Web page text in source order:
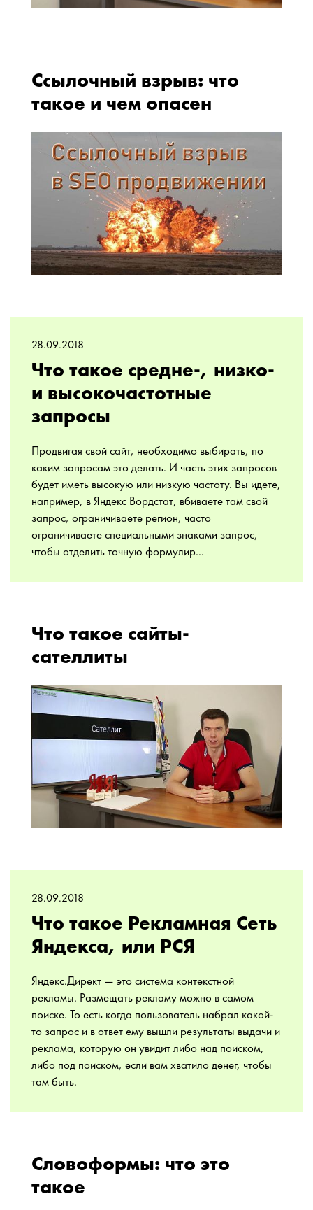
Ссылочный взрыв: что
такое и чем опасен
28.09.2018
Что такое средне-, низко-
и высокочастотные
запросы
Продвигая свой сайт, необходимо выбирать, по
каким запросам это делать. И часть этих запросов
будет иметь высокую или низкую частоту. Вы идете,
например, в Яндекс Вордстат, вбиваете там свой
запрос, ограничиваете регион, часто
ограничиваете специальными знаками запрос,
чтобы отделить точную формулир...
Что такое сайты-
сателлиты
28.09.2018
Что такое Рекламная Сеть
Яндекса, или РСЯ
Яндекс.Директ — это система контекстной
рекламы. Размещать рекламу можно в самом
поиске. То есть когда пользователь набрал какой-
то запрос и в ответ ему вышли результаты выдачи и
реклама, которую он увидит либо над поиском,
либо под поиском, если вам хватило денег, чтобы
там быть.
Словоформы: что это
такое